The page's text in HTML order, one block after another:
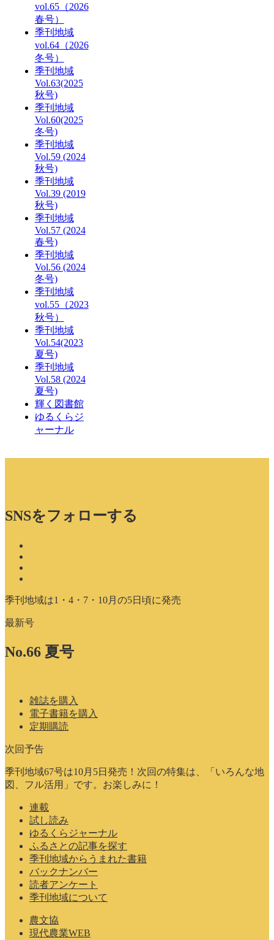
vol.65（2026
春号）
季刊地域
vol.64（2026
冬号）
季刊地域
Vol.63(2025
秋号)
季刊地域
Vol.60(2025
冬号)
季刊地域
Vol.59 (2024
秋号)
季刊地域
Vol.39 (2019
秋号)
季刊地域
Vol.57 (2024
春号)
季刊地域
Vol.56 (2024
冬号)
季刊地域
vol.55（2023
秋号）
季刊地域
Vol.54(2023
夏号)
季刊地域
Vol.58 (2024
夏号)
輝く図書館
ゆるくらジ
ャーナル
SNSをフォローする
季刊地域は1・4・7・10月の5日頃に発売
最新号
No.66 夏号
雑誌を購入
電子書籍を購入
定期購読
次回予告
季刊地域67号は10月5日発売！次回の特集は、「いろんな地
図、フル活用」です。お楽しみに！
連載
試し読み
ゆるくらジャーナル
ふるさとの記事を探す
季刊地域からうまれた書籍
バックナンバー
読者アンケート
季刊地域について
農文協
現代農業WEB